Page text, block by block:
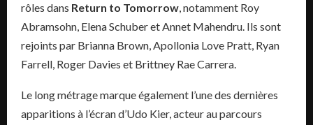
rôles dans Return to Tomorrow, notamment Roy
Abramsohn, Elena Schuber et Annet Mahendru. Ils sont
rejoints par Brianna Brown, Apollonia Love Pratt, Ryan
Farrell, Roger Davies et Brittney Rae Carrera.
Le long métrage marque également l’une des dernières
apparitions à l’écran d’Udo Kier, acteur au parcours